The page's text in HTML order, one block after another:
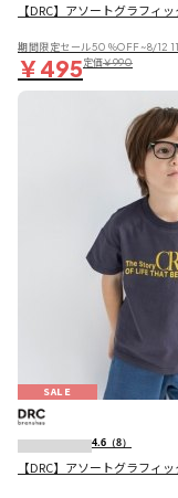
【DRC】アソートグラフィ
期間限定セール50％OFF~8/12
￥495定価￥990
SALE
4.6 （8）
【DRC】アソートグラフィ